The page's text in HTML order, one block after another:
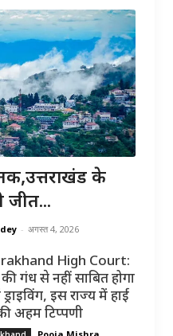
के
जीत...
- अगस्त 4, 2026
High Court:
गंध से नहीं साबित होगा
इस राज्य में हाई
अहम टिप्पणी